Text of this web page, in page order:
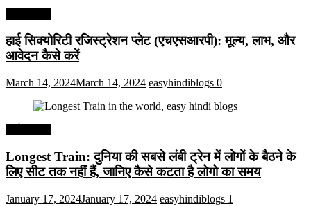
हाई सिक्योरिटी रजिस्ट्रेशन प्लेट (एचएसआरपी): मूल्य, लाभ, और
आवेदन कैसे करें
March 14, 2024March 14, 2024 easyhindiblogs 0
Longest Train: दुनिया की सबसे लंबी ट्रेन में लोगों के बैठने के
लिए सीट तक ​​नहीं हैं, जानिए कैसे कटता है लोगो का समय
January 17, 2024January 17, 2024 easyhindiblogs 1